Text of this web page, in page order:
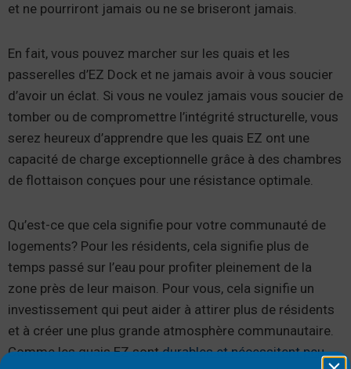
et ne pourriront jamais ou ne se briseront jamais.
En fait, vous pouvez marcher sur les quais et les
passerelles d’EZ Dock et ne jamais avoir à vous soucier
d’avoir un éclat. Si vous ne voulez jamais vous soucier de
tomber ou de compromettre l’intégrité structurelle, vous
serez heureux d’apprendre que les quais EZ ont une
capacité de charge exceptionnelle grâce à des chambres
de flottaison conçues pour une résistance optimale.
Qu’est-ce que cela signifie pour votre communauté de
logements? Pour les résidents, cela signifie plus de
temps passé sur l’eau pour profiter pleinement de la
zone près de leur maison. Pour vous, cela signifie un
investissement qui peut aider à attirer plus de résidents
et à créer une plus grande atmosphère communautaire.
Comme les quais EZ sontdurables et nécessitent peu